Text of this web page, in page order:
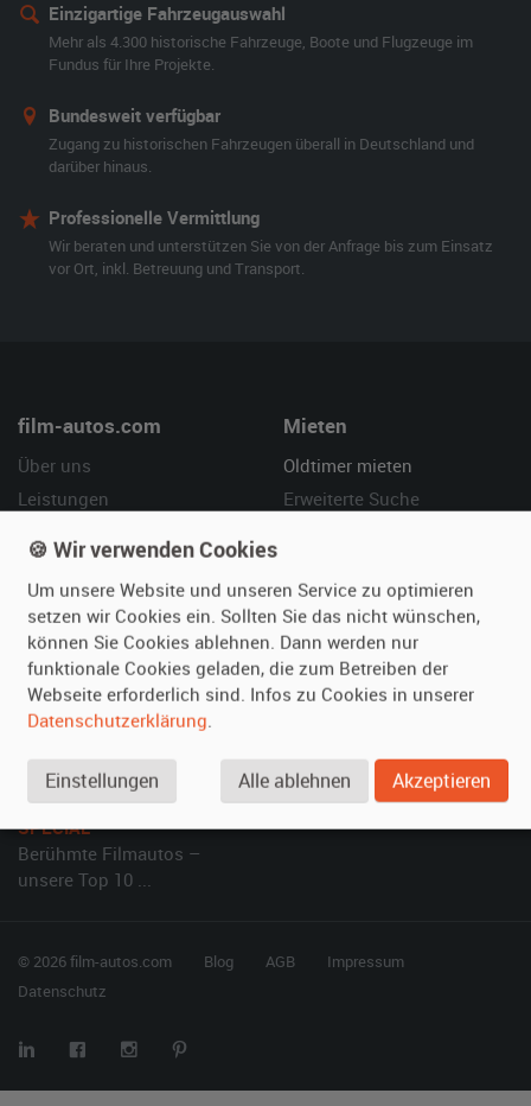
Einzigartige Fahrzeugauswahl
Mehr als 4.300 historische Fahrzeuge, Boote und Flugzeuge im
Fundus für Ihre Projekte.
Bundesweit verfügbar
Zugang zu historischen Fahrzeugen überall in Deutschland und
darüber hinaus.
Professionelle Vermittlung
Wir beraten und unterstützen Sie von der Anfrage bis zum Einsatz
vor Ort, inkl. Betreuung und Transport.
film-autos.com
Über uns
Leistungen
Kundenmeinungen
Mieten
Oldtimer mieten
Erweiterte Suche
Vermieten
Oldtimer anmelden
Fotos senden
Fragen für Vermieter
Inserat verwalten
Hilfe
Häufige Fragen (FAQ)
So funktioniert's
SPECIAL
Berühmte Filmautos –
unsere Top 10 ...
© 2026 film-autos.com Blog AGB
Impressum
Datenschutz
🍪 Wir verwenden Cookies
Um unsere Website und unseren Service zu optimieren
setzen wir Cookies ein. Sollten Sie das nicht wünschen,
können Sie Cookies ablehnen. Dann werden nur
funktionale Cookies geladen, die zum Betreiben der
Webseite erforderlich sind. Infos zu Cookies in unserer
Datenschutzerklärung.
Einstellungen Alle ablehnen Akzeptieren